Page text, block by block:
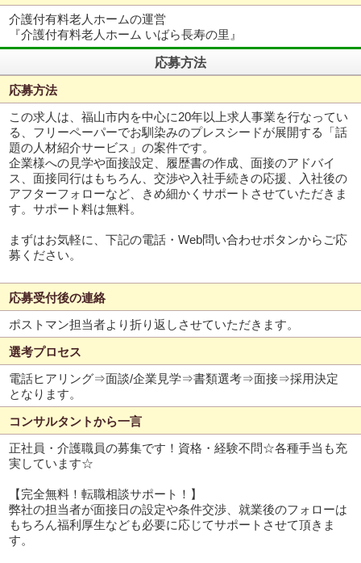
介護付有料老人ホームの運営
『介護付有料老人ホーム いばら長寿の里』
応募方法
応募方法
この求人は、福山市内を中心に20年以上求人事業を行なってい
る、フリーペーパーでお馴染みのプレスシードが展開する「話
題の人材紹介サービス」の案件です。
企業様への見学や面接設定、履歴書の作成、面接のアドバイ
ス、面接同行はもちろん、交渉や入社手続きの応援、入社後の
アフターフォローなど、きめ細かくサポートさせていただきま
す。サポート料は無料。
まずはお気軽に、下記の電話・Web問い合わせボタンからご応
募ください。
応募受付後の連絡
ポストマン担当者より折り返しさせていただきます。
選考プロセス
電話ヒアリング⇒面談/企業見学⇒書類選考⇒面接⇒採用決定
となります。
コンサルタントから一言
正社員・介護職員の募集です！資格・経験不問☆各種手当も充
実しています☆
【完全無料！転職相談サポート！】
弊社の担当者が面接日の設定や条件交渉、就業後のフォローは
もちろん福利厚生なども必要に応じてサポートさせて頂きま
す。